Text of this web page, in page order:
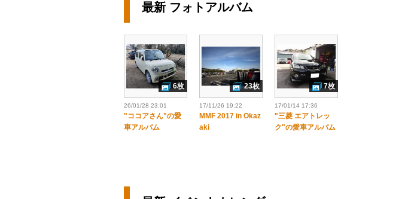
最新 フォトアルバム
26/01/28 23:01
"ココアさん"の愛
車アルバム
6枚
17/11/26 19:22
MMF 2017 in Okaz
aki
23枚
17/01/14 17:36
"三菱 エアトレッ
ク"の愛車アルバム
7枚